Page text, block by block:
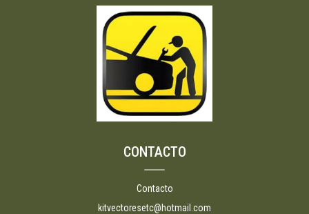
CONTACTO
Contacto
kitvectoresetc@hotmail.com